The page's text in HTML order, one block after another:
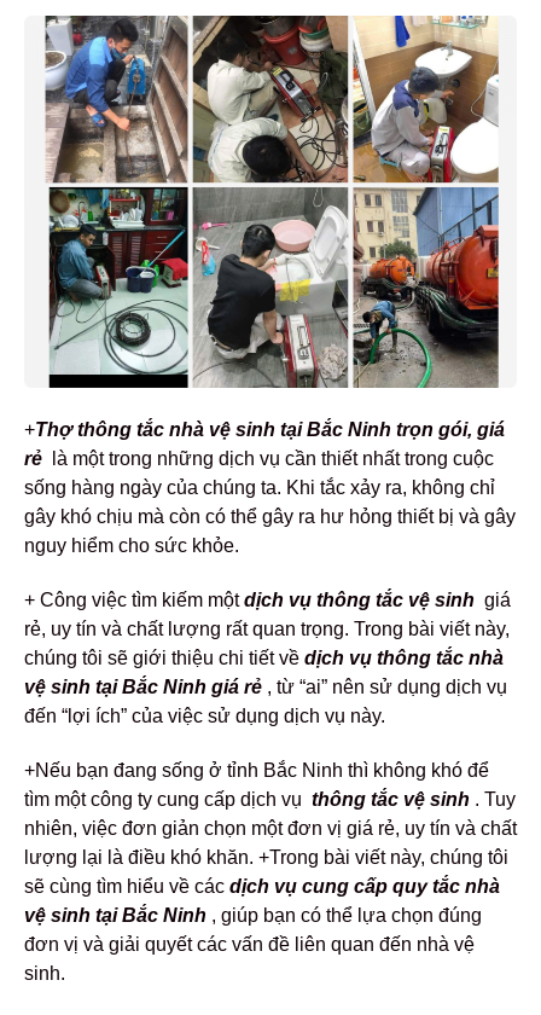
+Thợ thông tắc nhà vệ sinh tại Bắc Ninh trọn gói, giá
rẻ là một trong những dịch vụ cần thiết nhất trong cuộc
sống hàng ngày của chúng ta. Khi tắc xảy ra, không chỉ
gây khó chịu mà còn có thể gây ra hư hỏng thiết bị và gây
nguy hiểm cho sức khỏe.
+ Công việc tìm kiếm mộtdịch vụ thông tắc vệ sinh giá
rẻ, uy tín và chất lượng rất quan trọng. Trong bài viết này,
chúng tôi sẽ giới thiệu chi tiết về dịch vụ thông tắc nhà
vệ sinh tại Bắc Ninh giá rẻ , từ “ai” nên sử dụng dịch vụ
đến “lợi ích” của việc sử dụng dịch vụ này.
+Nếu bạn đang sống ở tỉnh Bắc Ninh thì không khó để
tìm một công ty cung cấp dịch vụ thông tắc vệ sinh . Tuy
nhiên, việc đơn giản chọn một đơn vị giá rẻ, uy tín và chất
lượng lại là điều khó khăn. +Trong bài viết này, chúng tôi
sẽ cùng tìm hiểu về các dịch vụ cung cấp quy tắc nhà
vệ sinh tại Bắc Ninh , giúp bạn có thể lựa chọn đúng
đơn vị và giải quyết các vấn đề liên quan đến nhà vệ
sinh.